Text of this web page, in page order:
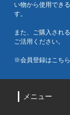
い物から使用でき
す。
また、ご購入され
ご活用ください。
※会員登録はこち
メニュー